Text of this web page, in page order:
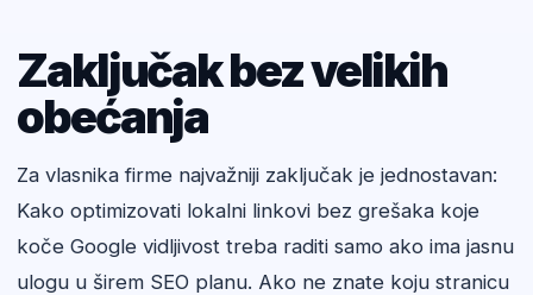
Zaključak bez velikih
obećanja
Za vlasnika firme najvažniji zaključak je jednostavan:
Kako optimizovati lokalni linkovi bez grešaka koje
koče Google vidljivost treba raditi samo ako ima jasnu
ulogu u širem SEO planu. Ako ne znate koju stranicu